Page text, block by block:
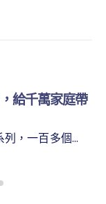
11
資料擷
創唯實業